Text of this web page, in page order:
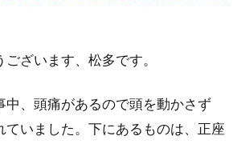
ざいます、松多です。
中、頭痛があるので頭を動かさず
ていました。下にあるものは、正座